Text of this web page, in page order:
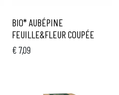
BIO* AUBÉPINE
FEUILLE&FLEUR COUPÉE
€ 7,09